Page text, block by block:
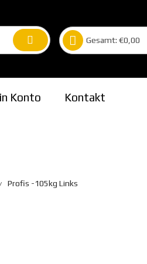
Gesamt: €0,00
Konto Kontakt
Profis -105kg Links